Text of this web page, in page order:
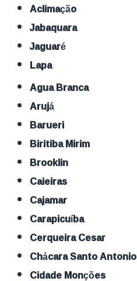
Aclimação
Jabaquara
Jaguaré
Lapa
Agua Branca
Arujá
Barueri
Biritiba Mirim
Brooklin
Caieiras
Cajamar
Carapicuíba
Cerqueira Cesar
Chácara Santo Antonio
Cidade Monções